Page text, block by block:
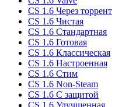
CS 1.6 Через торрент
CS 1.6 Чистая
CS 1.6 Стандартная
CS 1.6 Готовая
CS 1.6 Классическая
CS 1.6 Настроенная
CS 1.6 Стим
CS 1.6 Non-Steam
CS 1.6 C защитой
CS 1.6 Улучшенная